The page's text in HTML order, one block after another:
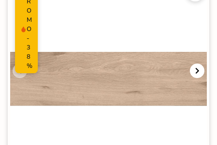
O
M
O
-
3
8
%